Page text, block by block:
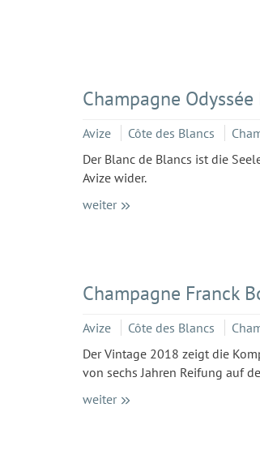
Champagne
Avize Côte des Blancs
Der Blanc de Blancs ist die
Avize wider.
weiter
Champagne Franck
Avize Côte des Blancs
Der Vintage 2018 zeigt die
von sechs Jahren Reifung auf
weiter